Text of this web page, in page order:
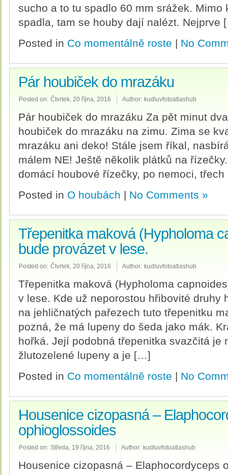
sucho a to tu spadlo 60 mm srážek. Mimo
spadla, tam se houby dají nalézt. Nejprve
Posted in Co momentálně roste | No
Pár houbiček do mrazáku
Posted on: Čtvrtek, 20 října, 2016 Author: kudluvfotoatlashub
Pár houbiček do mrazáku Za pět minut
houbiček do mrazáku na zimu. Zima se
mrazáku ani deko! Stále jsem říkal,
málem NE! Ještě několik plátků na
domácí houbové řízečky, po nemoci,
Posted in O houbách | No Comments »
Třepenitka maková (Hypholoma
bude provázet v lese.
Posted on: Čtvrtek, 20 října, 2016 Author: kudluvfotoatlashub
Třepenitka maková (Hypholoma
v lese. Kde už neporostou hřibovité druhy
na jehličnatých pařezech tuto třepenitku
pozná, že má lupeny do šeda jako mák.
hořká. Její podobná třepenitka svazčitá je
žlutozelené lupeny a je […]
Posted in Co momentálně roste | No
Housenice cizopasná –
ophioglossoides
Posted on: Středa, 19 října, 2016 Author: kudluvfotoatlashub
Housenice cizopasná – Elaphocordyceps